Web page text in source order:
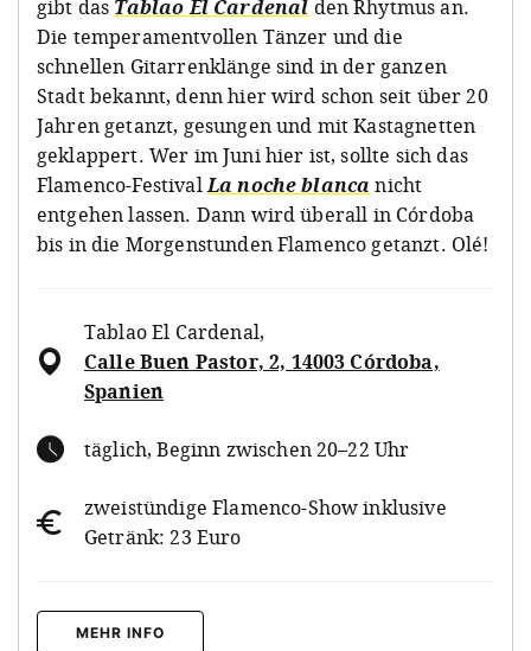
gibt das Tablao El Cardenal den Rhytmus an.
Die temperamentvollen Tänzer und die
schnellen Gitarrenklänge sind in der ganzen
Stadt bekannt, denn hier wird schon seit über 20
Jahren getanzt, gesungen und mit Kastagnetten
geklappert. Wer im Juni hier ist, sollte sich das
Flamenco-FestivalLa noche blanca nicht
entgehen lassen. Dann wird überall in Córdoba
bis in die Morgenstunden Flamenco getanzt. Olé!
Tablao El Cardenal,
Calle Buen Pastor, 2, 14003 Córdoba,
Spanien
täglich, Beginn zwischen 20–22 Uhr
zweistündige Flamenco-Show inklusive
Getränk: 23 Euro
MEHR INFO